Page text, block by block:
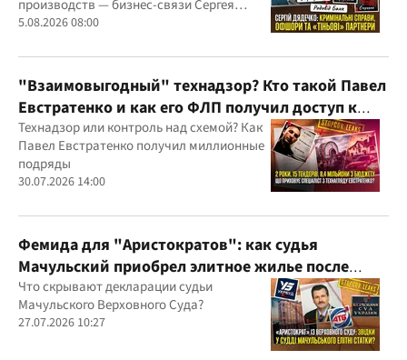
производств — бизнес-связи Сергея
Дядечко до сих пор простираются через
юрисдикций
5.08.2026 08:00
"Взаимовыгодный" технадзор? Кто такой Павел
Евстратенко и как его ФЛП получил доступ к
бюджетным миллионам?
Технадзор или контроль над схемой? Как
Павел Евстратенко получил миллионные
подряды
30.07.2026 14:00
Фемида для "Аристократов": как судья
Мачульский приобрел элитное жилье после
вердикта в пользу застройщика?
Что скрывают декларации судьи
Мачульского Верховного Суда?
27.07.2026 10:27